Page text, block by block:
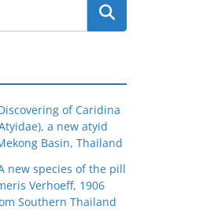
of Caridina
a new atyid
Basin, Thailand
new species of the pill
Verhoeff, 1906
Southern Thailand